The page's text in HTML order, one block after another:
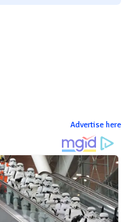
Advertise here